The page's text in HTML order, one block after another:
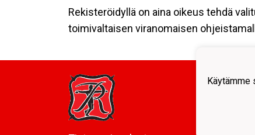
Rekisteröidyllä on aina oikeus tehdä
toimivaltaisen viranomaisen
c/